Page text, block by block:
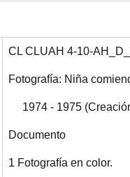
CL CLUAH 4-10-
Fotografía: Niña
1974 - 1975
Documento
1 Fotografía en color.